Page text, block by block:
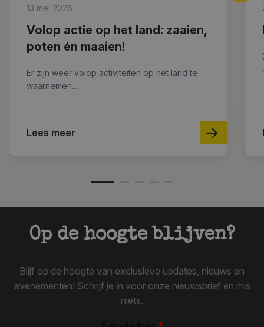
13 mei 2026
Volop actie op het land: zaaien,
poten én maaien!
Er zijn weer volop activiteiten op het land te
waarnemen....
Lees meer
Op de hoogte blijven?
Blijf op de hoogte van exclusieve updates, nieuws en
evenementen! Schrijf je in voor onze nieuwsbrief en mis
niets.